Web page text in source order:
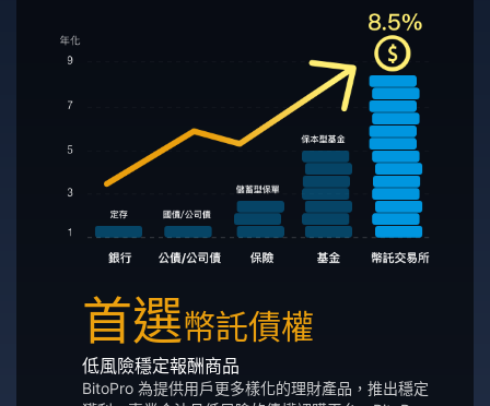
首選幣託債權
低風險穩定報酬商品
BitoPro 為提供用戶更多樣化的理財產品，推出穩定